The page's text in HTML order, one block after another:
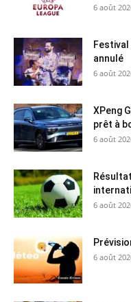
6 août
annulé
6 août
XPeng
prêt à
6 août
6 août
6 août